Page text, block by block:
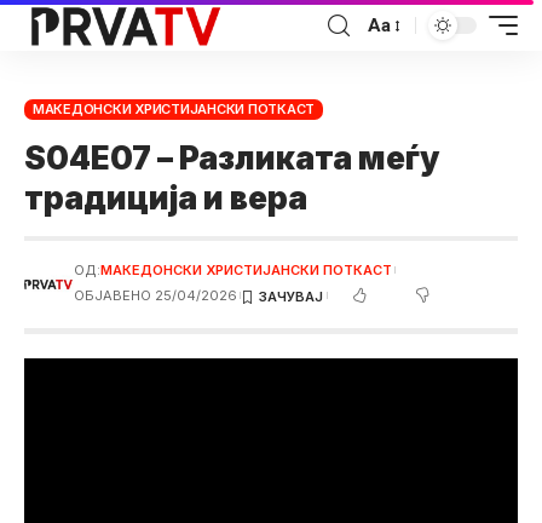
Аа
МАКЕДОНСКИ ХРИСТИЈАНСКИ ПОТКАСТ
S04E07 – Разликата меѓу
традиција и вера
ОД:МАКЕДОНСКИ ХРИСТИЈАНСКИ ПОТКАСТ
ОБЈАВЕНО 25/04/2026